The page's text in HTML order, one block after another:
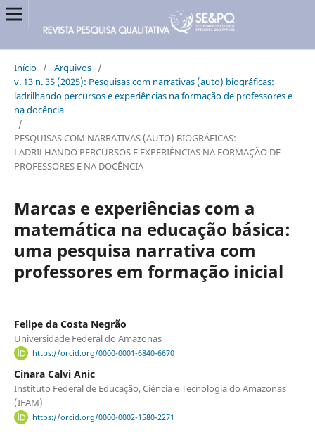
Início / Arquivos /
v. 13 n. 35 (2025): Pesquisas com narrativas (auto) biográficas:
ladrilhando percursos e experiências na formação de professores e
na docência
/
PESQUISAS COM NARRATIVAS (AUTO) BIOGRÁFICAS:
LADRILHANDO PERCURSOS E EXPERIÊNCIAS NA FORMAÇÃO DE
PROFESSORES E NA DOCÊNCIA
Marcas e experiências com a
matemática na educação básica:
uma pesquisa narrativa com
professores em formação inicial
Felipe da Costa Negrão
Universidade Federal do Amazonas
https://orcid.org/0000-0001-6840-6670
Cinara Calvi Anic
Instituto Federal de Educação, Ciência e Tecnologia do Amazonas
(IFAM)
https://orcid.org/0000-0002-1580-2271